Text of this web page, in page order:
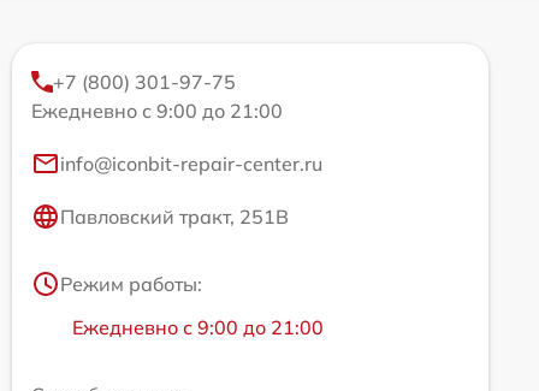
+7 (800) 301-97-75
Ежедневно с 9:00 до 21:00
info@iconbit-repair-center.ru
Павловский тракт, 251В
Режим работы:
Ежедневно с 9:00 до 21:00